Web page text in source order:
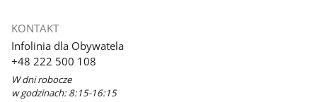
KONTAKT
Infolinia dla Obywatela
+48 222 500 108
W dni robocze
w godzinach: 8:15-16:15